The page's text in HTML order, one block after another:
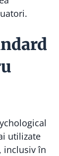
utilizate
inclusiv în